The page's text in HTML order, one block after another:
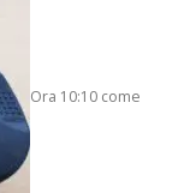
Ora 10:10 come